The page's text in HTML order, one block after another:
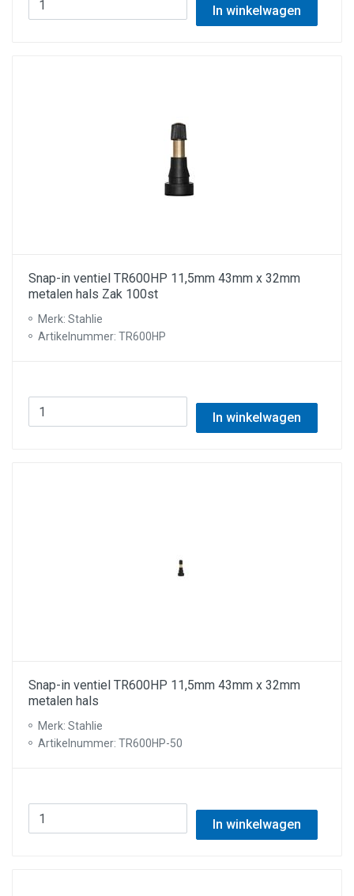
In winkelwagen
Snap-in ventiel TR600HP 11,5mm 43mm x 32mm
metalen hals Zak 100st
Merk: Stahlie
Artikelnummer: TR600HP
In winkelwagen
Snap-in ventiel TR600HP 11,5mm 43mm x 32mm
metalen hals
Merk: Stahlie
Artikelnummer: TR600HP-50
In winkelwagen